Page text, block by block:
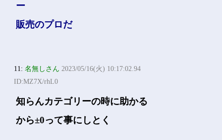
ー
販売のプロだ
11:名無しさん 2023/05/16(火) 10:17:02.94
ID:MZ7X/rhL0
知らんカテゴリーの時に助かる
から±0って事にしとく